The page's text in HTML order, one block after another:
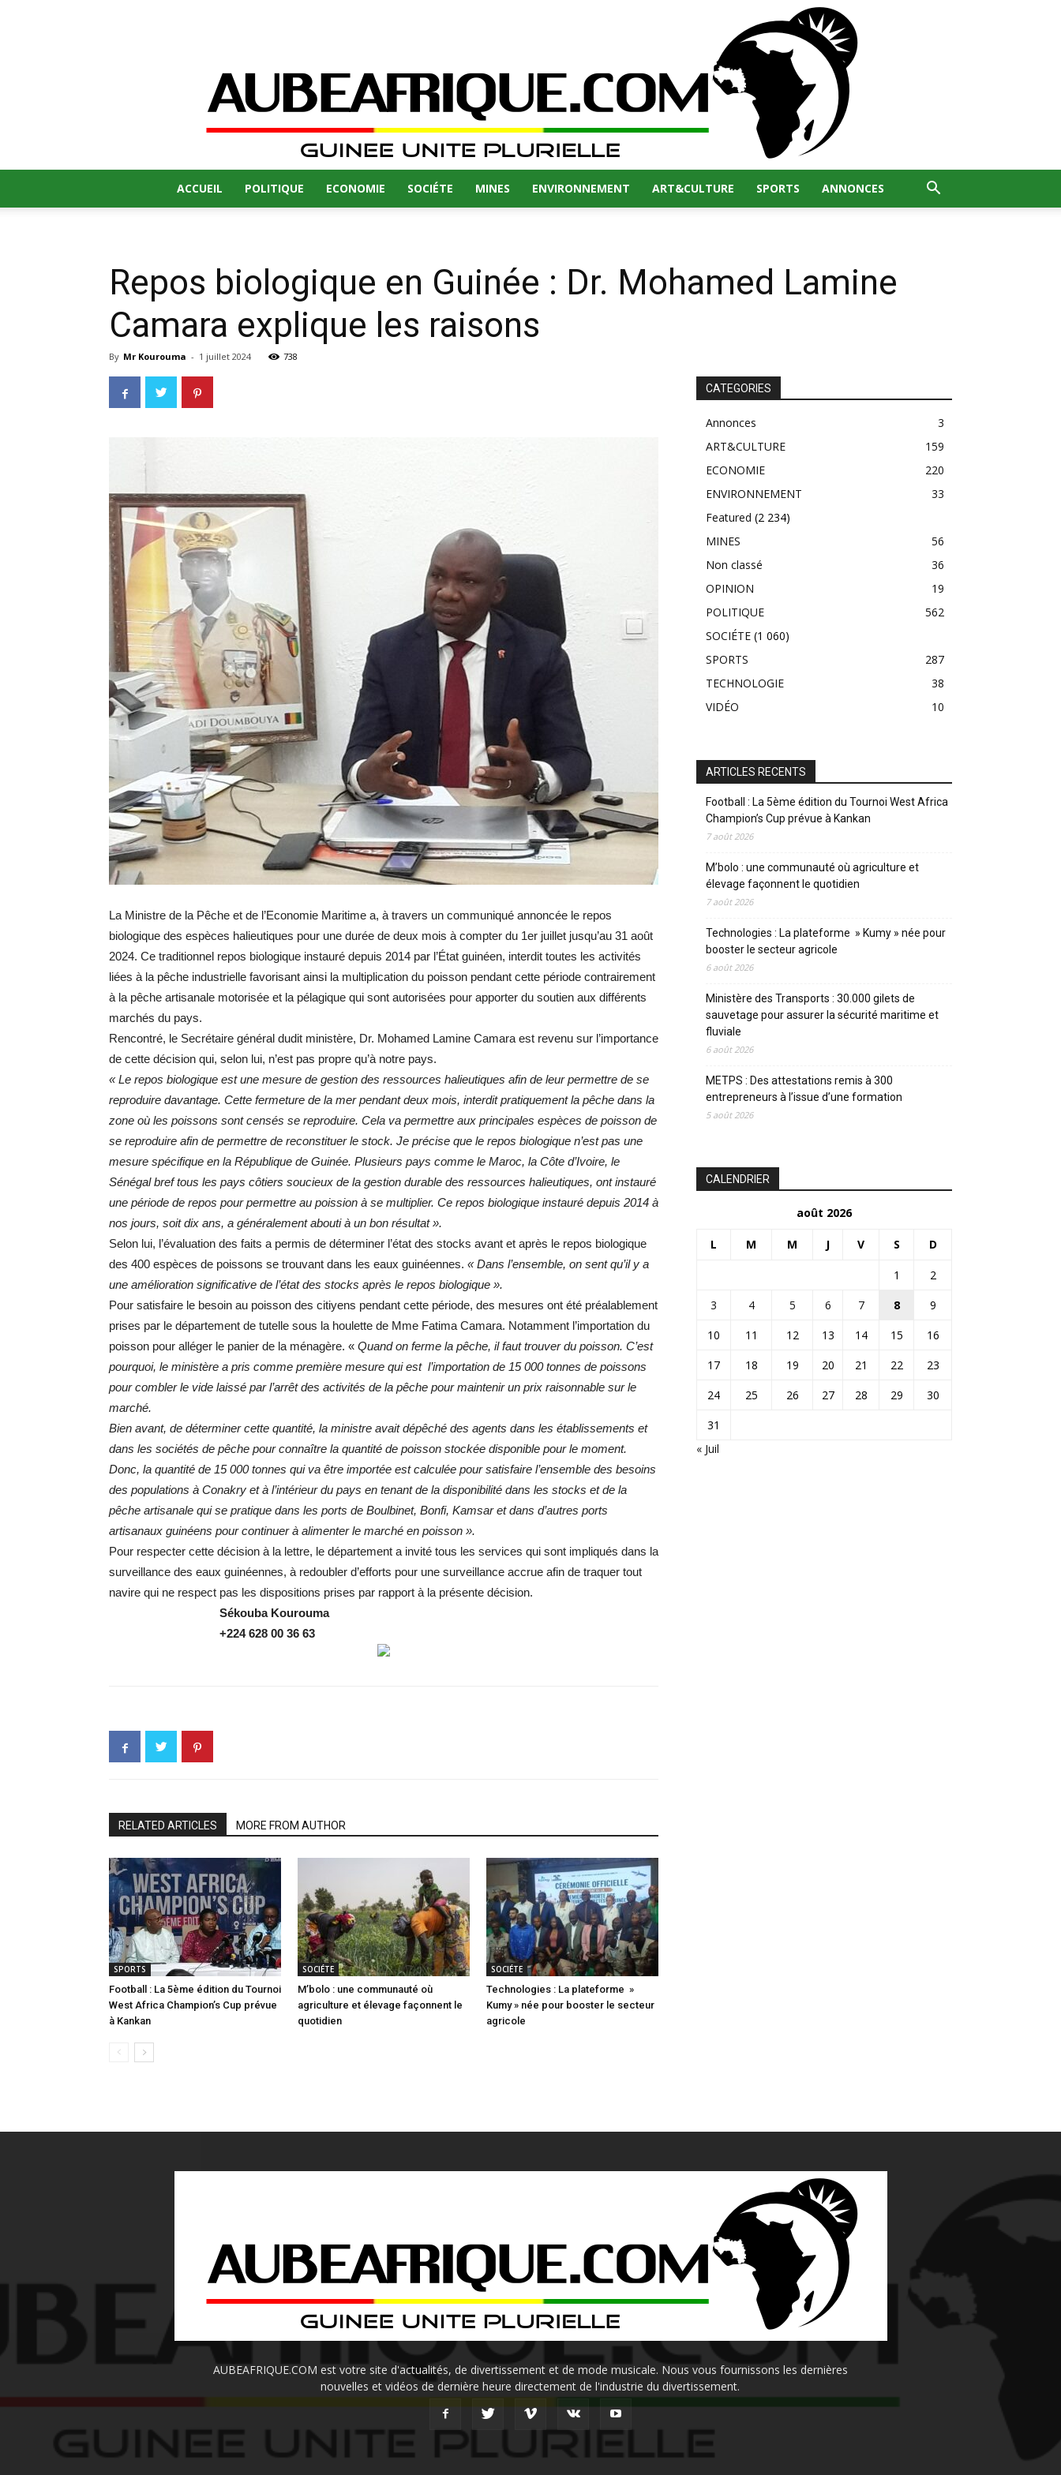
ACCUEIL POLITIQUE ECONOMIE SOCIÉTE MINES ENVIRONNEMENT ART&CULTURE SPORTS ANNONCES
Repos biologique en Guinée : Dr. Mohamed Lamine
Camara explique les raisons
By Mr Kourouma - 1 juillet 2024 738
La Ministre de la Pêche et de l’Economie Maritime a, à travers un communiqué annoncée le repos
biologique des espèces halieutiques pour une durée de deux mois à compter du 1er juillet jusqu’au 31 août
2024. Ce traditionnel repos biologique instauré depuis 2014 par l’État guinéen, interdit toutes les activités
liées à la pêche industrielle favorisant ainsi la multiplication du poisson pendant cette période contrairement
à la pêche artisanale motorisée et la pélagique qui sont autorisées pour apporter du soutien aux différents
marchés du pays.
Rencontré, le Secrétaire général dudit ministère, Dr. Mohamed Lamine Camara est revenu sur l’importance
de cette décision qui, selon lui, n’est pas propre qu’à notre pays.
« Le repos biologique est une mesure de gestion des ressources halieutiques afin de leur permettre de se
reproduire davantage. Cette fermeture de la mer pendant deux mois, interdit pratiquement la pêche dans la
zone où les poissons sont censés se reproduire. Cela va permettre aux principales espèces de poisson de
se reproduire afin de permettre de reconstituer le stock. Je précise que le repos biologique n’est pas une
mesure spécifique en la République de Guinée. Plusieurs pays comme le Maroc, la Côte d’Ivoire, le
Sénégal bref tous les pays côtiers soucieux de la gestion durable des ressources halieutiques, ont instauré
une période de repos pour permettre au poission à se multiplier. Ce repos biologique instauré depuis 2014 à
nos jours, soit dix ans, a généralement abouti à un bon résultat ».
Selon lui, l’évaluation des faits a permis de déterminer l’état des stocks avant et après le repos biologique
des 400 espèces de poissons se trouvant dans les eaux guinéennes. « Dans l’ensemble, on sent qu’il y a
une amélioration significative de l’état des stocks après le repos biologique ».
Pour satisfaire le besoin au poisson des citiyens pendant cette période, des mesures ont été préalablement
prises par le département de tutelle sous la houlette de Mme Fatima Camara. Notamment l’importation du
poisson pour alléger le panier de la ménagère. « Quand on ferme la pêche, il faut trouver du poisson. C’est
pourquoi, le ministère a pris comme première mesure qui est l’importation de 15 000 tonnes de poissons
pour combler le vide laissé par l’arrêt des activités de la pêche pour maintenir un prix raisonnable sur le
marché.
Bien avant, de déterminer cette quantité, la ministre avait dépêché des agents dans les établissements et
dans les sociétés de pêche pour connaître la quantité de poisson stockée disponible pour le moment.
Donc, la quantité de 15 000 tonnes qui va être importée est calculée pour satisfaire l’ensemble des besoins
des populations à Conakry et à l’intérieur du pays en tenant de la disponibilité dans les stocks et de la
pêche artisanale qui se pratique dans les ports de Boulbinet, Bonfi, Kamsar et dans d’autres ports
artisanaux guinéens pour continuer à alimenter le marché en poisson ».
Pour respecter cette décision à la lettre, le département a invité tous les services qui sont impliqués dans la
surveillance des eaux guinéennes, à redoubler d’efforts pour une surveillance accrue afin de traquer tout
navire qui ne respect pas les dispositions prises par rapport à la présente décision.
Sékouba Kourouma
+224 628 00 36 63
RELATED ARTICLES MORE FROM AUTHOR
SPORTS
Football : La 5ème édition du Tournoi
West Africa Champion’s Cup prévue
à Kankan
SOCIÉTE
M’bolo : une communauté où
agriculture et élevage façonnent le
quotidien
SOCIÉTE
Technologies : La plateforme »
Kumy » née pour booster le secteur
agricole
CATEGORIES
Annonces
3
ART&CULTURE
159
ECONOMIE
220
ENVIRONNEMENT
33
Featured (2 234)
MINES
56
Non classé
36
OPINION
19
POLITIQUE
562
SOCIÉTE (1 060)
SPORTS
287
TECHNOLOGIE
38
VIDÉO
10
ARTICLES RECENTS
Football : La 5ème édition du Tournoi West Africa
Champion’s Cup prévue à Kankan
7 août 2026
M’bolo : une communauté où agriculture et
élevage façonnent le quotidien
7 août 2026
Technologies : La plateforme » Kumy » née pour
booster le secteur agricole
6 août 2026
Ministère des Transports : 30.000 gilets de
sauvetage pour assurer la sécurité maritime et
fluviale
6 août 2026
METPS : Des attestations remis à 300
entrepreneurs à l’issue d’une formation
5 août 2026
CALENDRIER
août 2026
L M M J V S D
1
2
3
4 5 6 7 8
9
10
11 12 13 14 15
16
17
18 19 20 21 22
23
24
25 26 27 28 29
30
31
« Juil
AUBEAFRIQUE.COM est votre site d'actualités, de divertissement et de mode musicale. Nous vous fournissons les dernières
nouvelles et vidéos de dernière heure directement de l'industrie du divertissement.